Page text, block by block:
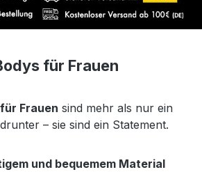
für Frauen
Frauen sind mehr als nur ein
– sie sind ein Statement.
und bequemem Material